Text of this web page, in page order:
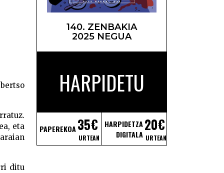
bertso
eta
ditu
140. ZENBAKIA
2025 NEGUA
HARPIDETU
PAPEREKOA35€
URTEAN
HARPIDETZA
DIGITALA
20€
URTEAN